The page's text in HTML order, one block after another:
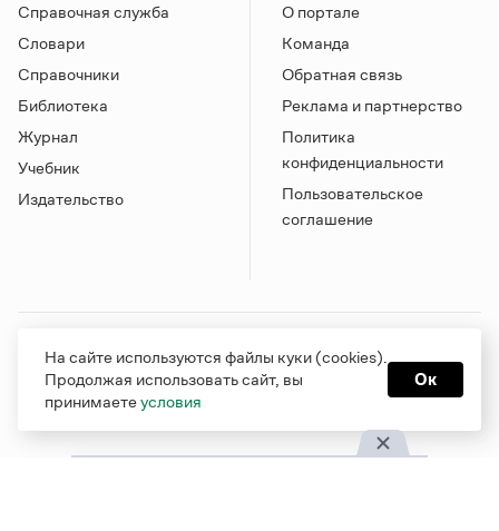
Справочная служба
Словари
Справочники
Библиотека
Журнал
Учебник
Издательство
О портале
Команда
Обратная связь
Реклама и партнерство
Политика
конфиденциальности
Пользовательское
соглашение
Грамота в соцсетях
На сайте используются файлы куки (cookies).
Продолжая использовать сайт, вы
принимаетеусловия
Ок